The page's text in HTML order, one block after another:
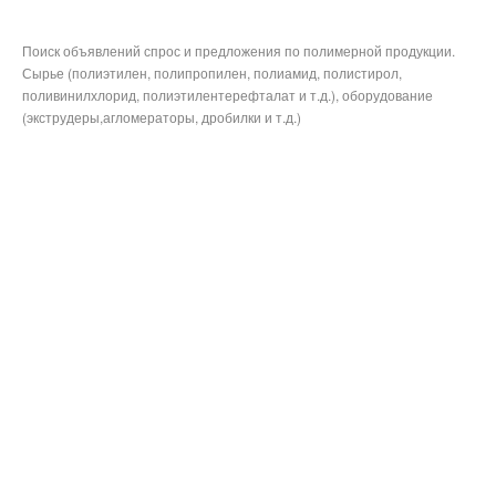
Поиск объявлений спрос и предложения по полимерной продукции.
Сырье (полиэтилен, полипропилен, полиамид, полистирол,
поливинилхлорид, полиэтилентерефталат и т.д.), оборудование
(экструдеры,агломераторы, дробилки и т.д.)